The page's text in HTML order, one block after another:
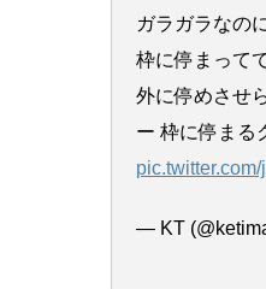
ガラガラなの
枠に停まって
外に停めさせ
ー 枠に停まる
— KT